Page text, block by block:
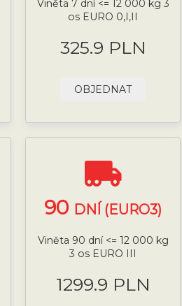
Viněta 7 dní <= 12 000 kg 3
os EURO 0,I,II
325.9 PLN
OBJEDNAT
90 DNÍ (EURO3)
Viněta 90 dní <= 12 000 kg
3 os EURO III
1299.9 PLN